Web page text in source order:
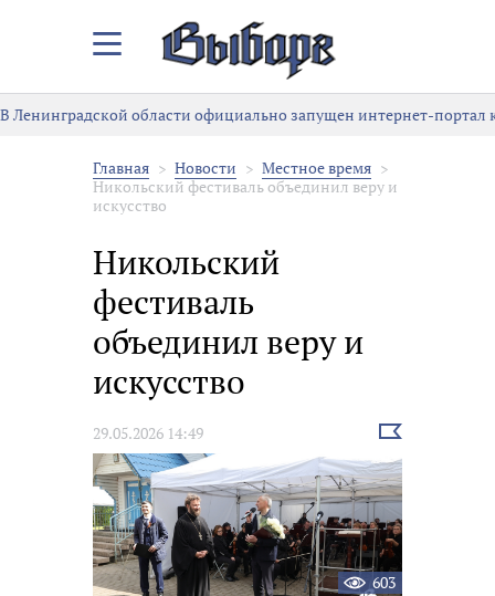
Закрыть/
меню
В Ленинградской области официально запущен интернет-портал
Главная Новости
Местное время
Никольский фестиваль объединил веру и
искусство
Никольский
фестиваль
объединил веру и
искусство
29.05.2026 14:49
Выбрать
603